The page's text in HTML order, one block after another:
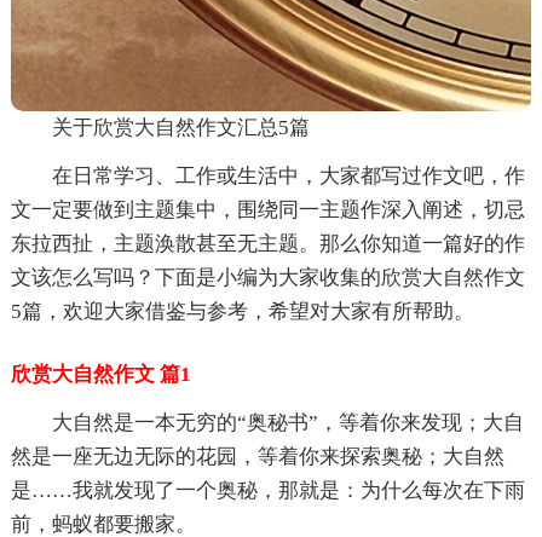
关于欣赏大自然作文汇总5篇
在日常学习、工作或生活中，大家都写过作文吧，作
文一定要做到主题集中，围绕同一主题作深入阐述，切忌
东拉西扯，主题涣散甚至无主题。那么你知道一篇好的作
文该怎么写吗？下面是小编为大家收集的欣赏大自然作文
5篇，欢迎大家借鉴与参考，希望对大家有所帮助。
欣赏大自然作文 篇1
大自然是一本无穷的“奥秘书”，等着你来发现；大自
然是一座无边无际的花园，等着你来探索奥秘；大自然
是……我就发现了一个奥秘，那就是：为什么每次在下雨
前，蚂蚁都要搬家。